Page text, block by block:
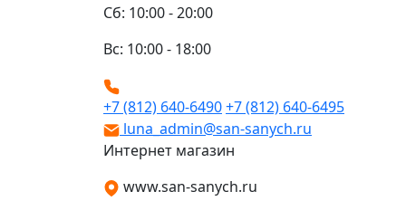
Сб: 10:00 - 20:00
Вс: 10:00 - 18:00
+7 (812) 640-6490+7 (812) 640-6495
luna_admin@san-sanych.ru
Интернет магазин
www.san-sanych.ru